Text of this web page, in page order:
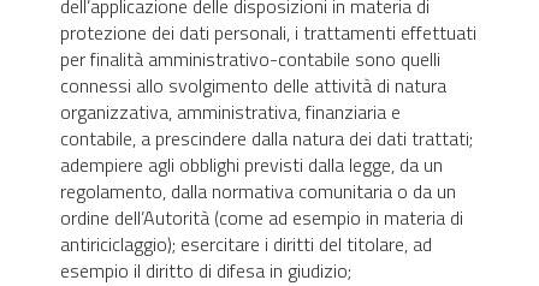
dell’applicazione delle disposizioni in materia di
protezione dei dati personali, i trattamenti effettuati
per finalità amministrativo-contabile sono quelli
connessi allo svolgimento delle attività di natura
organizzativa, amministrativa, finanziaria e
contabile, a prescindere dalla natura dei dati trattati;
adempiere agli obblighi previsti dalla legge, da un
regolamento, dalla normativa comunitaria o da un
ordine dell’Autorità (come ad esempio in materia di
antiriciclaggio); esercitare i diritti del titolare, ad
esempio il diritto di difesa in giudizio;